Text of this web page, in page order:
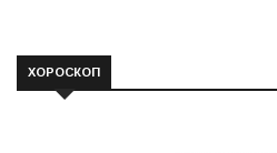
ХОРОСКОП